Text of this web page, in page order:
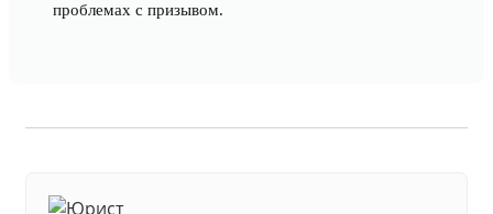
проблемах с призывом.